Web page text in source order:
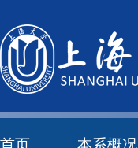
首页 本系概况